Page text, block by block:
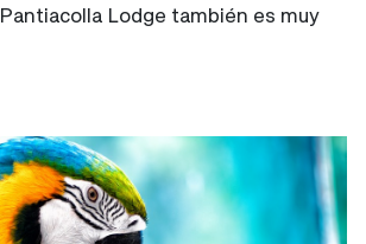
Lodge también es muy